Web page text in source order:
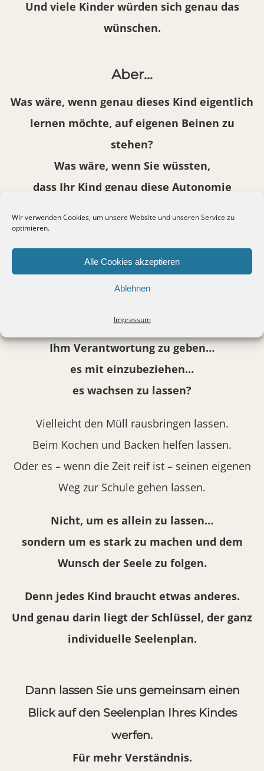
Wir verwenden Cookies, um unsere Website und unseren Service zu
optimieren.
Alle Cookies akzeptieren
Ablehnen
Impressum
Und viele Kinder würden sich genau das
wünschen.
Aber…
Was wäre, wenn genau dieses Kind eigentlich
lernen möchte, auf eigenen Beinen zu
stehen?
Was wäre, wenn Sie wüssten,
dass Ihr Kind genau diese Autonomie
übernehmen?
Oder würden Sie beginnen, es Schritt für
begleiten…
Ihm Verantwortung zu geben…
es mit einzubeziehen…
es wachsen zu lassen?
Vielleicht den Müll rausbringen lassen.
Beim Kochen und Backen helfen lassen.
Oder es – wenn die Zeit reif ist – seinen eigenen
Weg zur Schule gehen lassen.
Nicht, um es allein zu lassen…
sondern um es stark zu machen und dem
Wunsch der Seele zu folgen.
Denn jedes Kind braucht etwas anderes.
Und genau darin liegt der Schlüssel, der ganz
individuelle Seelenplan.
Dann lassen Sie uns gemeinsam einen
Blick auf den Seelenplan Ihres Kindes
werfen.
Für mehr Verständnis.